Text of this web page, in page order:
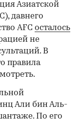
Азиатской
давнего
AFC осталось
не
В
правила
Али бин Аль-
По его